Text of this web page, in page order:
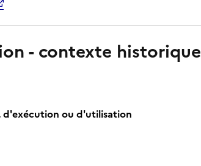
- contexte historique
d'exécution ou d'utilisation